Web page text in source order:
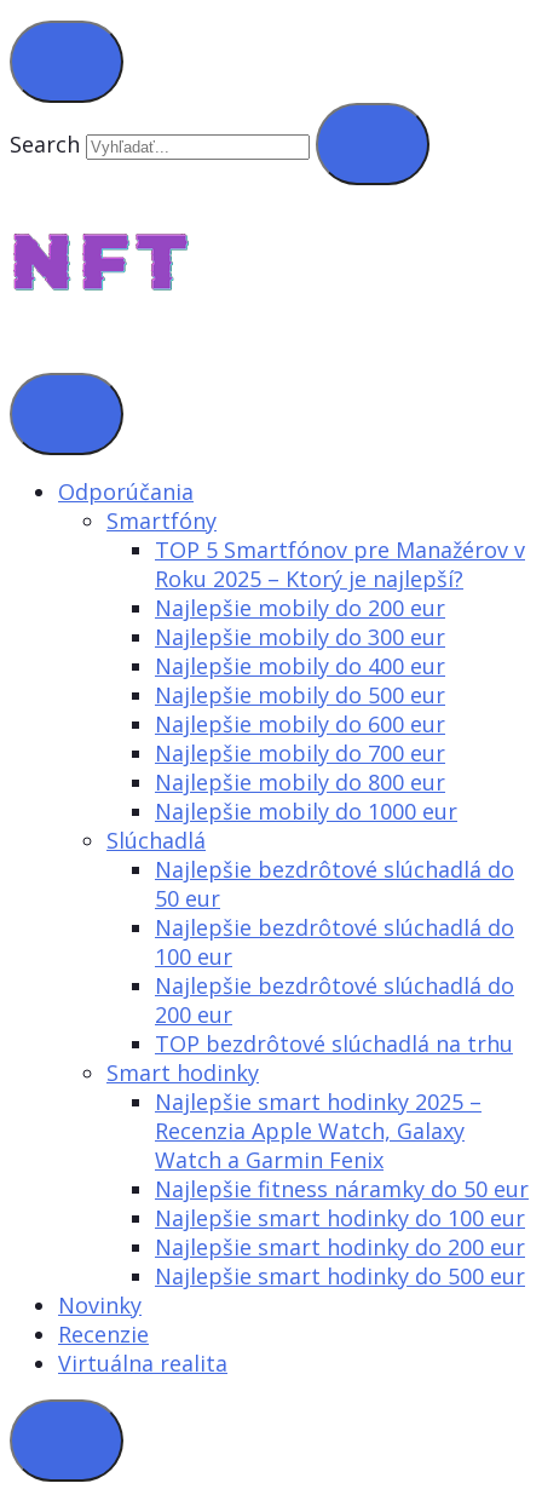
Search
Odporúčania
Smartfóny
TOP 5 Smartfónov pre Manažérov v
Roku 2025 – Ktorý je najlepší?
Najlepšie mobily do 200 eur
Najlepšie mobily do 300 eur
Najlepšie mobily do 400 eur
Najlepšie mobily do 500 eur
Najlepšie mobily do 600 eur
Najlepšie mobily do 700 eur
Najlepšie mobily do 800 eur
Najlepšie mobily do 1000 eur
Slúchadlá
Najlepšie bezdrôtové slúchadlá do
50 eur
Najlepšie bezdrôtové slúchadlá do
100 eur
Najlepšie bezdrôtové slúchadlá do
200 eur
TOP bezdrôtové slúchadlá na trhu
Smart hodinky
Najlepšie smart hodinky 2025 –
Recenzia Apple Watch, Galaxy
Watch a Garmin Fenix
Najlepšie fitness náramky do 50 eur
Najlepšie smart hodinky do 100 eur
Najlepšie smart hodinky do 200 eur
Najlepšie smart hodinky do 500 eur
Novinky
Recenzie
Virtuálna realita